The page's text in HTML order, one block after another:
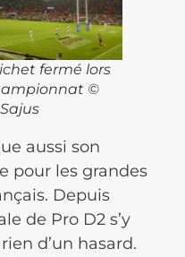
fermé lors
©
aussi son
pour les grandes
Depuis
de Pro D2 s’y
d’un hasard.